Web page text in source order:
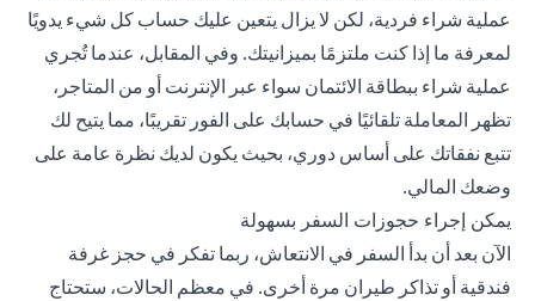
عملية شراء فردية، لكن لا يزال يتعين عليك حساب كل شيء يدويًا
لمعرفة ما إذا كنت ملتزمًا بميزانيتك. وفي المقابل، عندما تُجري
عملية شراء ببطاقة الائتمان سواء عبر الإنترنت أو من المتاجر،
تظهر المعاملة تلقائيًا في حسابك على الفور تقريبًا، مما يتيح لك
تتبع نفقاتك على أساس دوري، بحيث يكون لديك نظرة عامة على
وضعك المالي.
يمكن إجراء حجوزات السفر بسهولة
الآن بعد أن بدأ السفر في الانتعاش، ربما تفكر في حجز غرفة
فندقية أو تذاكر طيران مرة أخرى. في معظم الحالات، ستحتاج